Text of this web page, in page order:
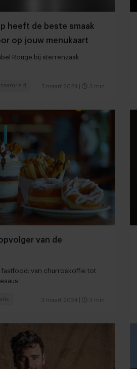
heeft de beste smaak
op jouw menukaart
Rouge bij sterrenzaak
7 maart 2024 3 min
van de
fastfood: van churroskoffie tot
3 maart 2024 3 min